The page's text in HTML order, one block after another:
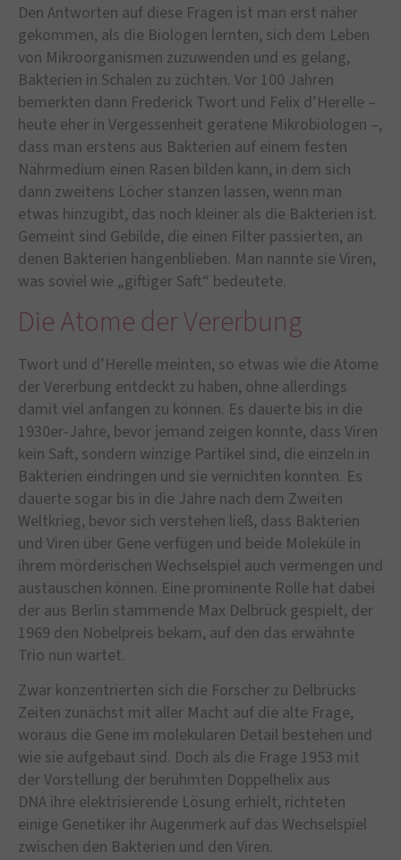
Den Antworten auf diese Fragen ist man erst näher
gekommen, als die Biologen lernten, sich dem Leben
von Mikroorganismen zuzuwenden und es gelang,
Bakterien in Schalen zu züchten. Vor 100 Jahren
bemerkten dann Frederick Twort und Felix d’Herelle –
heute eher in Vergessenheit geratene Mikrobiologen –,
dass man erstens aus Bakterien auf einem festen
Nährmedium einen Rasen bilden kann, in dem sich
dann zweitens Löcher stanzen lassen, wenn man
etwas hinzugibt, das noch kleiner als die Bakterien ist.
Gemeint sind Gebilde, die einen Filter passierten, an
denen Bakterien hängenblieben. Man nannte sie Viren,
was soviel wie „giftiger Saft“ bedeutete.
Die Atome der Vererbung
Twort und d’Herelle meinten, so etwas wie die Atome
der Vererbung entdeckt zu haben, ohne allerdings
damit viel anfangen zu können. Es dauerte bis in die
1930er-Jahre, bevor jemand zeigen konnte, dass Viren
kein Saft, sondern winzige Partikel sind, die einzeln in
Bakterien eindringen und sie vernichten konnten. Es
dauerte sogar bis in die Jahre nach dem Zweiten
Weltkrieg, bevor sich verstehen ließ, dass Bakterien
und Viren über Gene verfügen und beide Moleküle in
ihrem mörderischen Wechselspiel auch vermengen und
austauschen können. Eine prominente Rolle hat dabei
der aus Berlin stammende Max Delbrück gespielt, der
1969 den Nobelpreis bekam, auf den das erwähnte
Trio nun wartet.
Zwar konzentrierten sich die Forscher zu Delbrücks
Zeiten zunächst mit aller Macht auf die alte Frage,
woraus die Gene im molekularen Detail bestehen und
wie sie aufgebaut sind. Doch als die Frage 1953 mit
der Vorstellung der berühmten Doppelhelix aus
DNA ihre elektrisierende Lösung erhielt, richteten
einige Genetiker ihr Augenmerk auf das Wechselspiel
zwischen den Bakterien und den Viren.